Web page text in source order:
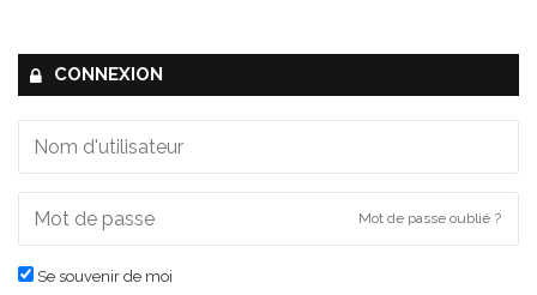
CONNEXION
Mot de passe oublié ?
Se souvenir de moi